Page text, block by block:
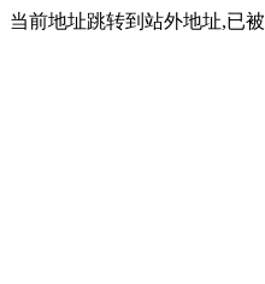
当前地址跳转到站外地址,已